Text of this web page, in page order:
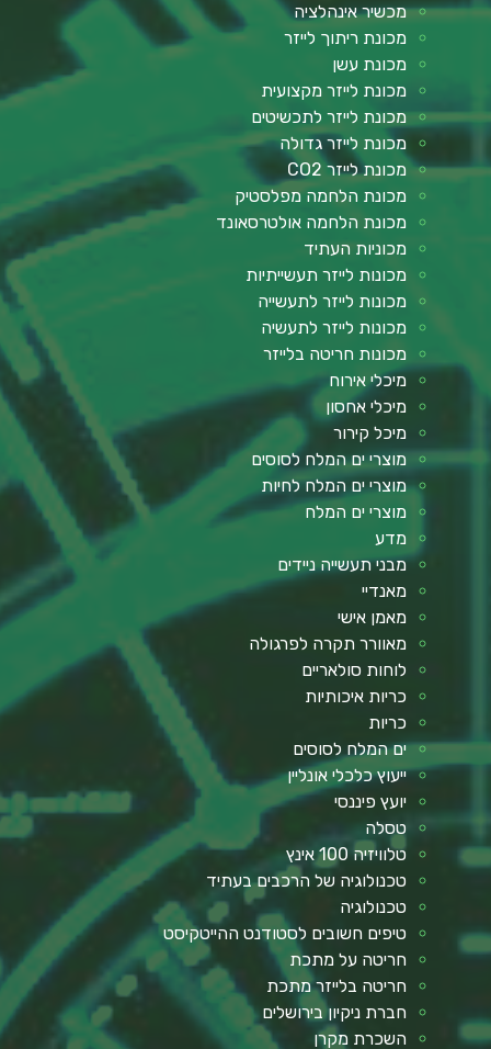
מכשיר אינהלציה
מכונת ריתוך לייזר
מכונת עשן
מכונת לייזר מקצועית
מכונת לייזר לתכשיטים
מכונת לייזר גדולה
מכונת לייזר CO2
מכונת הלחמה מפלסטיק
מכונת הלחמה אולטרסאונד
מכוניות העתיד
מכונות לייזר תעשייתיות
מכונות לייזר לתעשייה
מכונות לייזר לתעשיה
מכונות חריטה בלייזר
מיכלי אירוח
מיכלי אחסון
מיכל קירור
מוצרי ים המלח לסוסים
מוצרי ים המלח לחיות
מוצרי ים המלח
מדע
מבני תעשייה ניידים
מאנדיי
מאמן אישי
מאוורר תקרה לפרגולה
לוחות סולאריים
כריות איכותיות
כריות
ים המלח לסוסים
ייעוץ כלכלי אונליין
יועץ פיננסי
טסלה
טלוויזיה 100 אינץ
טכנולוגיה של הרכבים בעתיד
טכנולוגיה
טיפים חשובים לסטודנט ההייטקיסט
חריטה על מתכת
חריטה בלייזר מתכת
חברת ניקיון בירושלים
השכרת מקרן